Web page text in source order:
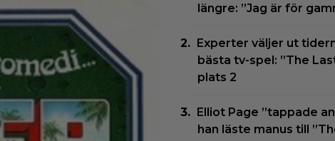
längre: ”Jag är för
Experter väljer ut
bästa tv-spel: ”The
plats 2
Elliot Page ”tappade
han läste manus till